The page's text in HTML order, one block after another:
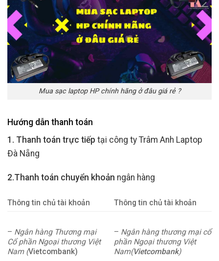
Mua sạc laptop HP chính hãng ở đâu giá rẻ ?
Hướng dẫn thanh toán
1. Thanh toán trực tiếp tại công ty Trâm Anh Laptop
Đà Nẵng
2.Thanh toán chuyển khoản ngân hàng
Thông tin chủ tài khoản Thông tin chủ tài khoản
– Ngân hàng Thương mại
Cổ phần Ngoại thương Việt
Nam (Vietcombank)
– Ngân hàng thương mại cổ
phần Ngoại thương Việt
Nam(Vietcombank)